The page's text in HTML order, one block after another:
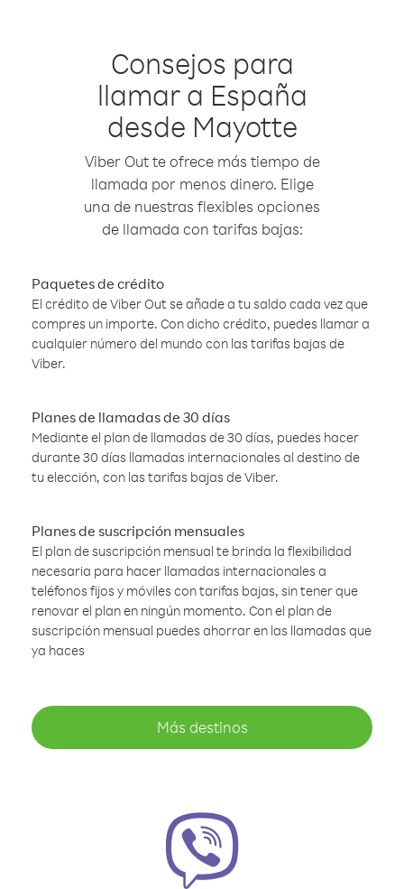
Consejos para
llamar a España
desde Mayotte
Viber Out te ofrece más tiempo de
llamada por menos dinero. Elige
una de nuestras flexibles opciones
de llamada con tarifas bajas:
Paquetes de crédito
El crédito de Viber Out se añade a tu saldo cada vez que
compres un importe. Con dicho crédito, puedes llamar a
cualquier número del mundo con las tarifas bajas de
Viber.
Planes de llamadas de 30 días
Mediante el plan de llamadas de 30 días, puedes hacer
durante 30 días llamadas internacionales al destino de
tu elección, con las tarifas bajas de Viber.
Planes de suscripción mensuales
El plan de suscripción mensual te brinda la flexibilidad
necesaria para hacer llamadas internacionales a
teléfonos fijos y móviles con tarifas bajas, sin tener que
renovar el plan en ningún momento. Con el plan de
suscripción mensual puedes ahorrar en las llamadas que
ya haces
Más destinos